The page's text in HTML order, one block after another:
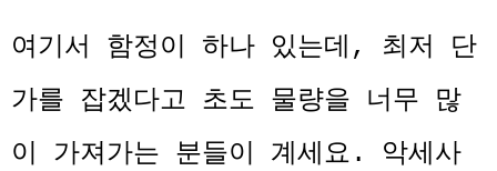
여기서 함정이 하나 있는데, 최저 단
가를 잡겠다고 초도 물량을 너무 많
이 가져가는 분들이 계세요. 악세사